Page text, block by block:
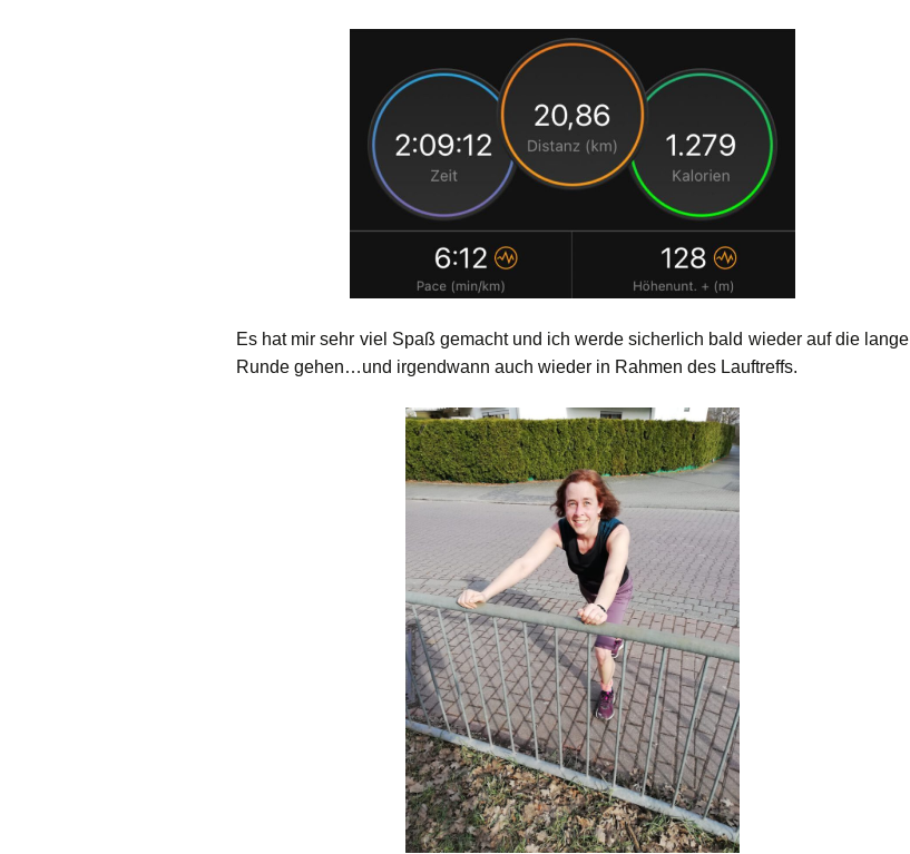
Es hat mir sehr viel Spaß gemacht und ich werde sicherlich bald wieder auf die lange
Runde gehen…und irgendwann auch wieder in Rahmen des Lauftreffs.